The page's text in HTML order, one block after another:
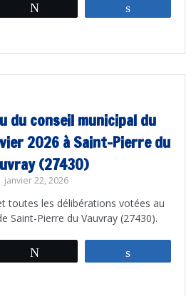
du conseil municipal du
2026 à Saint-Pierre du
(27430)
janvier 22, 2026
toutes les délibérations votées au
Saint-Pierre du Vauvray (27430).